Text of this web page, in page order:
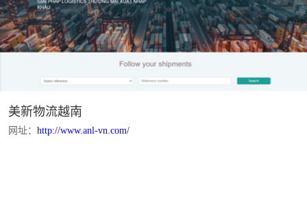
美新物流越南
网址： http://www.anl-vn.com/